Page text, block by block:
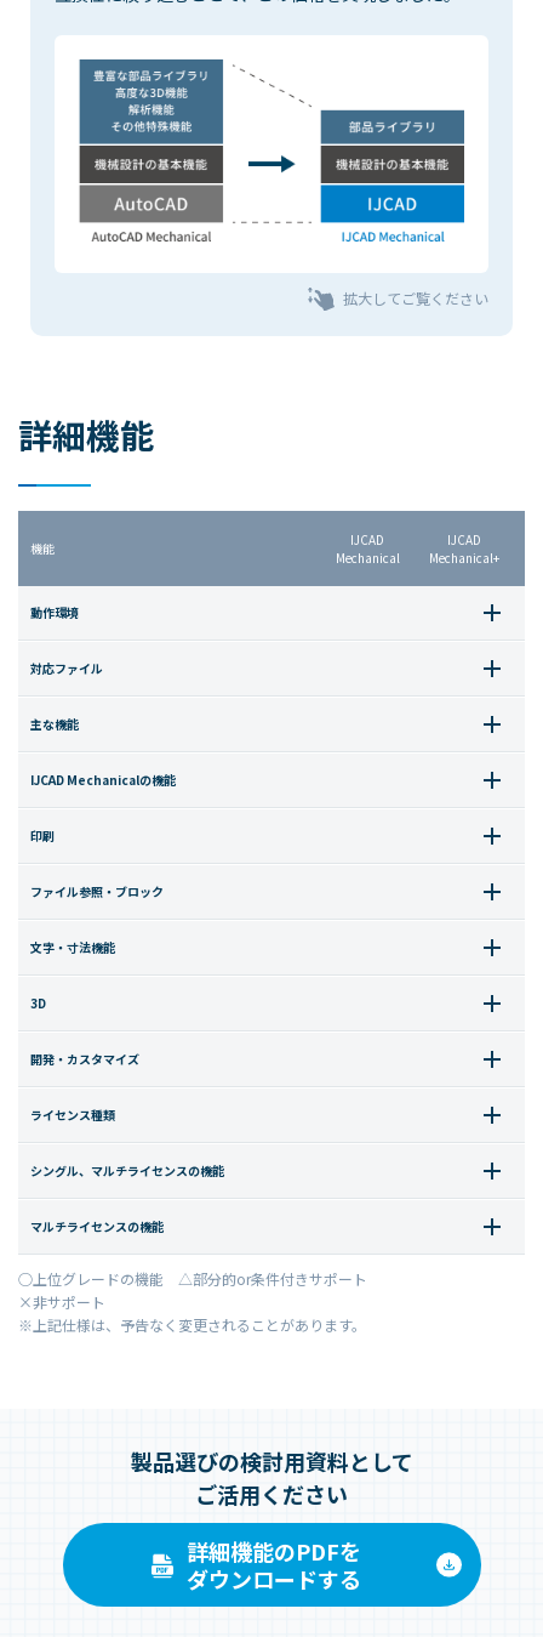
拡大してご覧ください
詳細機能
機能
IJCAD
Mechanical
IJCAD
Mechanical+
動作環境
対応ファイル
主な機能
IJCAD Mechanicalの機能
印刷
ファイル参照・ブロック
文字・寸法機能
3D
開発・カスタマイズ
ライセンス種類
シングル、マルチライセンスの機能
マルチライセンスの機能
○上位グレードの機能 △部分的or条件付きサポート
×非サポート
※上記仕様は、予告なく変更されることがあります。
製品選びの検討用資料として
ご活用ください
詳細機能のPDFを
ダウンロードする